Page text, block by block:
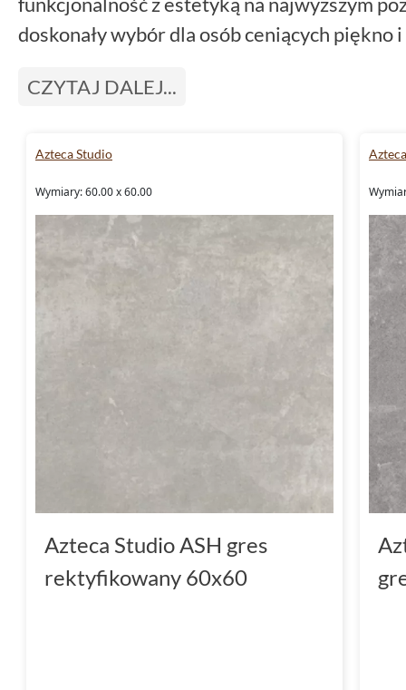
doskonały wybór dla osób ceniących piękno
CZYTAJ DALEJ...
Azteca Studio
Wymiary: 60.00 x 60.00
Azteca Studio ASH gres
rektyfikowany 60x60